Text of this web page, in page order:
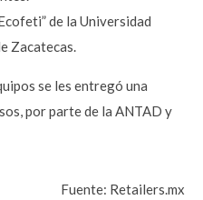
de la Universidad
Zacatecas.
se les entregó una
por parte de la ANTAD y
Fuente: Retailers.mx